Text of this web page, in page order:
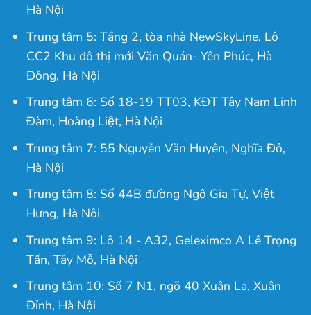
Hà Nội
Trung tâm 5: Tầng 2, tòa nhà NewSkyLine, Lô
CC2 Khu đô thị mới Văn Quán- Yên Phúc, Hà
Đông, Hà Nội
Trung tâm 6: Số 18-19 TT03, KĐT Tây Nam Linh
Đàm, Hoàng Liệt, Hà Nội
Trung tâm 7: 55 Nguyễn Văn Huyên, Nghĩa Đô,
Hà Nội
Trung tâm 8: Số 44B đường Ngô Gia Tự, Việt
Hưng, Hà Nội
Trung tâm 9: Lô 14 - A32, Geleximco A Lê Trọng
Tấn, Tây Mỗ, Hà Nội
Trung tâm 10: Số 7 N1, ngõ 40 Xuân La, Xuân
Đỉnh, Hà Nội